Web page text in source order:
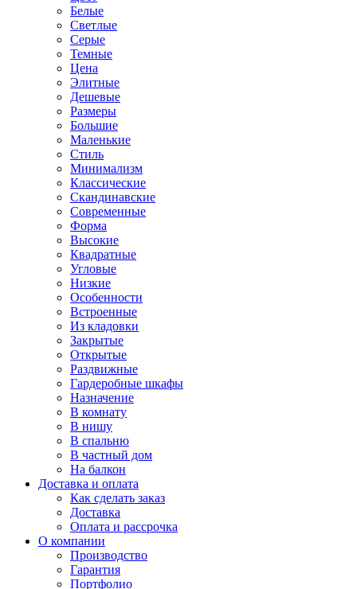
Белые
Светлые
Серые
Темные
Цена
Элитные
Дешевые
Размеры
Большие
Маленькие
Стиль
Минимализм
Классические
Скандинавские
Современные
Форма
Высокие
Квадратные
Угловые
Низкие
Особенности
Встроенные
Из кладовки
Закрытые
Открытые
Раздвижные
Гардеробные шкафы
Назначение
В комнату
В нишу
В спальню
В частный дом
На балкон
Доставка и оплата
Как сделать заказ
Доставка
Оплата и рассрочка
О компании
Производство
Гарантия
Портфолио